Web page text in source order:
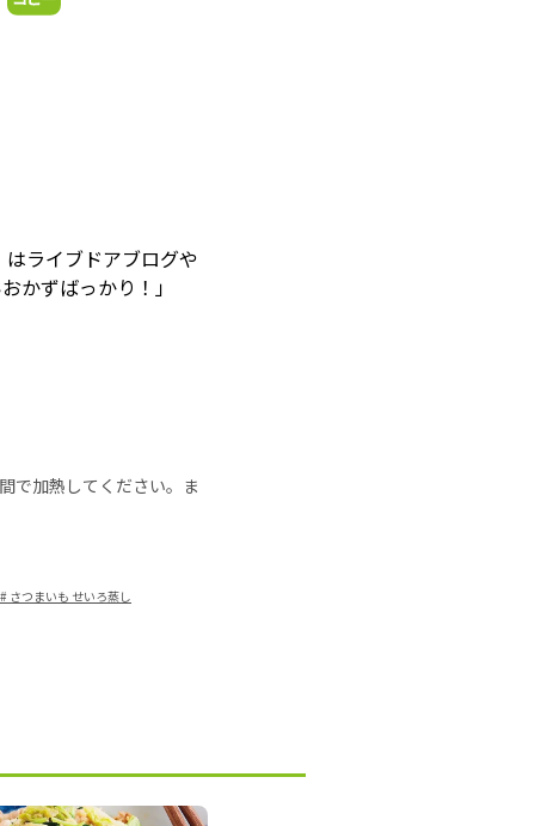
ライブドアブログや
かずばっかり！」
で加熱してください。ま
# さつまいも せいろ蒸し